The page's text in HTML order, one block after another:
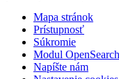
Mapa stránok
Prístupnosť
Súkromie
Modul OpenSearch
Napíšte nám